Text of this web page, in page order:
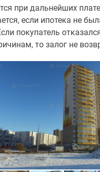
при дальнейших
если ипотека не
покупатель
то залог не